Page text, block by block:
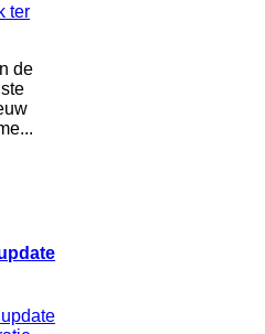
de